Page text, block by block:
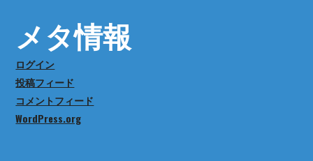
メタ情報
ログイン
投稿フィード
コメントフィード
WordPress.org